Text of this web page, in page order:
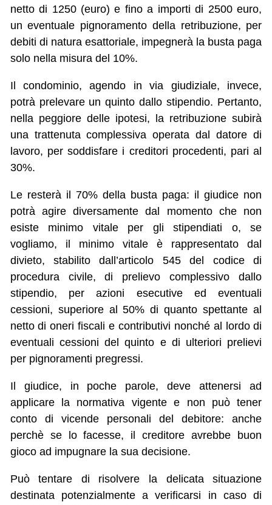
netto di 1250 (euro) e fino a importi di 2500 euro,
un eventuale pignoramento della retribuzione, per
debiti di natura esattoriale, impegnerà la busta paga
solo nella misura del 10%.
Il condominio, agendo in via giudiziale, invece,
potrà prelevare un quinto dallo stipendio. Pertanto,
nella peggiore delle ipotesi, la retribuzione subirà
una trattenuta complessiva operata dal datore di
lavoro, per soddisfare i creditori procedenti, pari al
30%.
Le resterà il 70% della busta paga: il giudice non
potrà agire diversamente dal momento che non
esiste minimo vitale per gli stipendiati o, se
vogliamo, il minimo vitale è rappresentato dal
divieto, stabilito dall’articolo 545 del codice di
procedura civile, di prelievo complessivo dallo
stipendio, per azioni esecutive ed eventuali
cessioni, superiore al 50% di quanto spettante al
netto di oneri fiscali e contributivi nonché al lordo di
eventuali cessioni del quinto e di ulteriori prelievi
per pignoramenti pregressi.
Il giudice, in poche parole, deve attenersi ad
applicare la normativa vigente e non può tener
conto di vicende personali del debitore: anche
perchè se lo facesse, il creditore avrebbe buon
gioco ad impugnare la sua decisione.
Può tentare di risolvere la delicata situazione
destinata potenzialmente a verificarsi in caso di